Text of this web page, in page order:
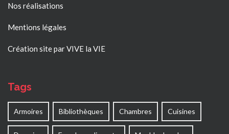
Nos réalisations
Mentions légales
Création site par VIVE la VIE
Tags
Armoires Bibliothèques Chambres Cuisines